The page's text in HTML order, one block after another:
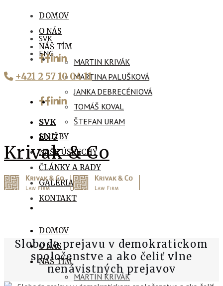
DOMOV
O NÁS
NÁŠ TÍM
MARTIN KRIVÁK
MARTINA PALUŠKOVÁ
JANKA DEBRECÉNIOVÁ
TOMÁŠ KOVAL
ŠTEFAN URAM
SLUŽBY
NAŠE ÚSPECHY
ČLÁNKY A RADY
GALÉRIA
KONTAKT
SVK
ENG
+421 2 57 10 04 11
SVK
ENG
Krivak & Co
DOMOV
O NÁS
NÁŠ TÍM
MARTIN KRIVÁK
Sloboda prejavu v demokratickom
spoločenstve a ako čeliť vlne
nenávistných prejavov